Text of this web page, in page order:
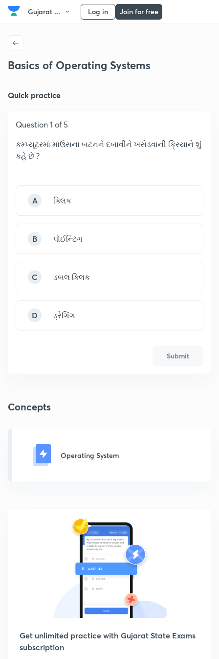
Gujarat ... Log in Join for free
Basics of Operating Systems
Quick practice
Question 1 of 5
કમ્પ્યૂટરમાં માઉસના બટનને દબાવીને ખસેડવાની ક્રિયાને શું
કહે છે ?
A ક્લિક
B પોઈન્ટિંગ
C ડબલ ક્લિક
D ડ્રેગિંગ
Submit
Concepts
Operating System
Get unlimited practice with Gujarat State Exams
subscription